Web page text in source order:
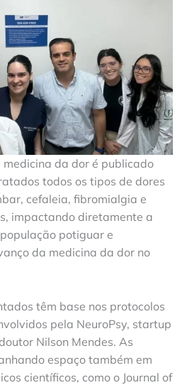
da dor é publicado
todos os tipos de dores
cefaleia, fibromialgia e
impactando diretamente a
potiguar e
da medicina da dor no
têm base nos protocolos
pela NeuroPsy, startup
Nilson Mendes. As
espaço também em
científicos, como o Journal of